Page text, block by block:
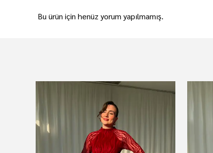
Bu ürün için henüz yorum yapılmamış.